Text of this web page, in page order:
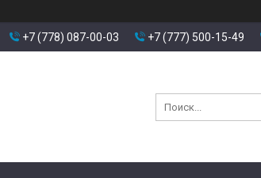
+7 (778) 087-00-03 +7 (777) 500-15-49